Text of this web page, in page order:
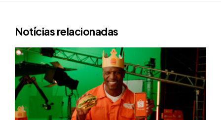
Notícias relacionadas